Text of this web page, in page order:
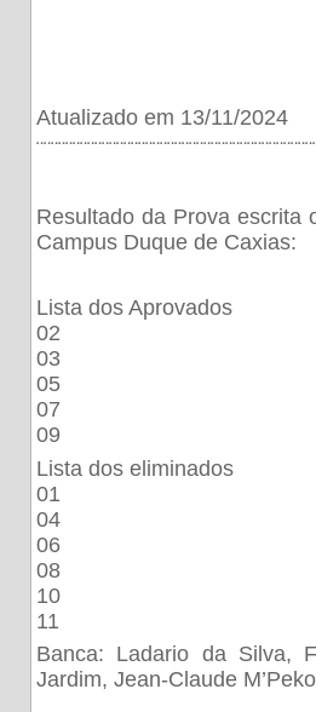
Atualizado em 13/11/2024
Resultado da Prova escrita
Campus Duque de Caxias:
Lista dos Aprovados
02
03
05
07
09
Lista dos eliminados
01
04
06
08
10
11
Banca: Ladario da Silva,
Jardim, Jean-Claude M’Peko